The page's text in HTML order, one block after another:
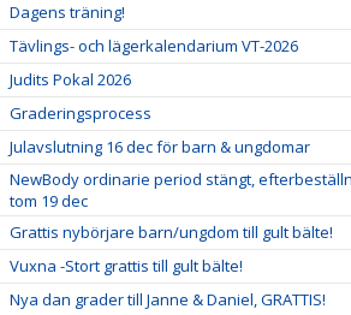
Dagens träning!
Tävlings- och lägerkalendarium VT-2026
Judits Pokal 2026
Graderingsprocess
Julavslutning 16 dec för barn & ungdomar
NewBody ordinarie period stängt,
tom 19 dec
Grattis nybörjare barn/ungdom till gult bälte!
Vuxna -Stort grattis till gult bälte!
Nya dan grader till Janne & Daniel, GRATTIS!